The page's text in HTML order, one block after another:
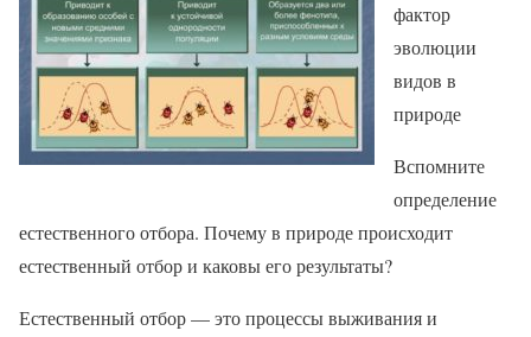
фактор
эволюции
видов в
природе
Вспомните
определение
естественного отбора. Почему в природе происходит
естественный отбор и каковы его результаты?
Естественный отбор — это процессы выживания и